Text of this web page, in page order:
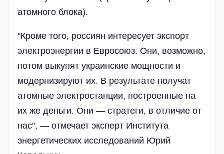
атомного блока).
"Кроме того, россиян интересует экспорт
электроэнергии в Евросоюз. Они, возможно,
потом выкупят украинские мощности и
модернизируют их. В результате получат
атомные электростанции, построенные на
их же деньги. Они — стратеги, в отличие от
нас", — отмечает эксперт Института
энергетических исследований Юрий